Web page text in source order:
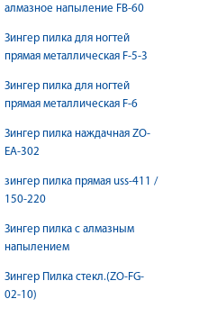
алмазное напыление FB-60
Зингер пилка для ногтей
прямая металлическая F-5-3
Зингер пилка для ногтей
прямая металлическая F-6
Зингер пилка наждачная ZO-
EA-302
зингер пилка прямая uss-411 /
150-220
Зингер пилка с алмазным
напылением
Зингер Пилка стекл.(ZO-FG-
02-10)